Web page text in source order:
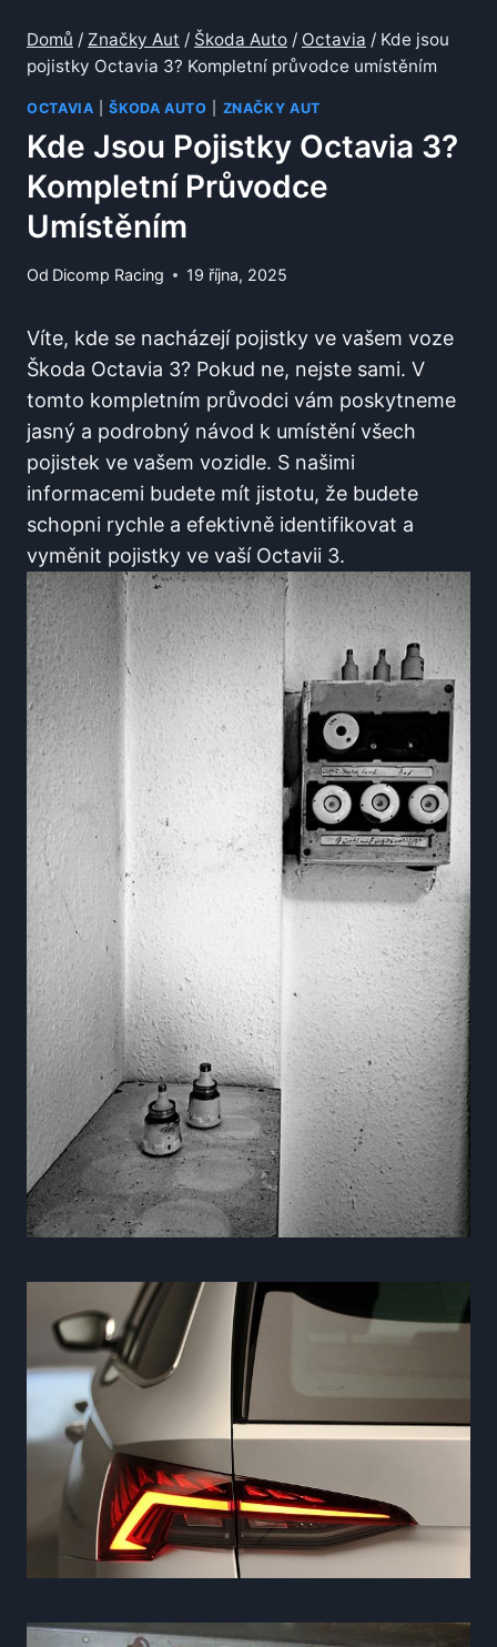
Domů / Značky Aut / Škoda Auto / Octavia / Kde jsou
pojistky Octavia 3? Kompletní průvodce umístěním
OCTAVIA |ŠKODA AUTO ZNAČKY AUT
Kde Jsou Pojistky Octavia 3?
Kompletní Průvodce
Umístěním
Od Dicomp Racing 19 října, 2025
Víte, kde se nacházejí‌ pojistky ve vašem voze
Škoda Octavia 3? Pokud ne, nejste sami. V
tomto kompletním průvodci vám poskytneme
jasný a podrobný návod k umístění všech ​
pojistek ve vašem vozidle. S našimi
informacemi budete mít jistotu, že budete‍
schopni rychle a efektivně identifikovat a
vyměnit pojistky ve vaší Octavii 3. ⁤